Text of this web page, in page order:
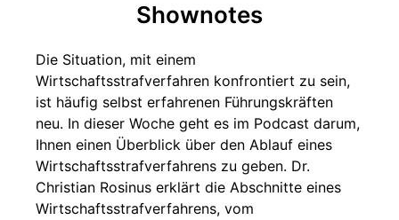
Shownotes
Die Situation, mit einem
Wirtschaftsstrafverfahren konfrontiert zu sein,
ist häufig selbst erfahrenen Führungskräften
neu. In dieser Woche geht es im Podcast darum,
Ihnen einen Überblick über den Ablauf eines
Wirtschaftsstrafverfahrens zu geben. Dr.
Christian Rosinus erklärt die Abschnitte eines
Wirtschaftsstrafverfahrens, vom